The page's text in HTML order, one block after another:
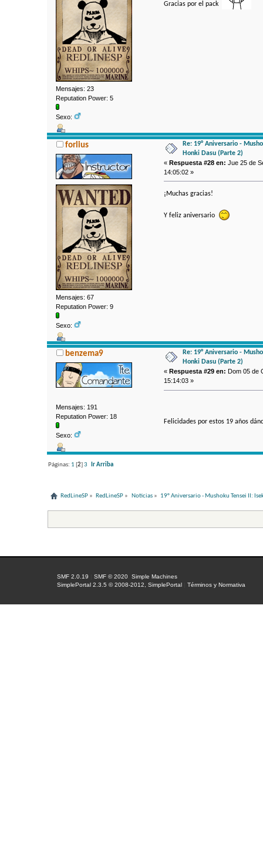
Mensajes: 23
Reputation Power: 5
Sexo:
Gracias por el pack
forlius
Mensajes: 67
Reputation Power: 9
Sexo:
Re: 19° Aniversario -
Honki Dasu (Parte 2)
«Respuesta #28 en: Jue 25 de
14:05:02 »
¡Muchas gracias!
Y feliz aniversario
benzema9
Mensajes: 191
Reputation Power: 18
Sexo:
Re: 19° Aniversario -
Honki Dasu (Parte 2)
«Respuesta #29 en: Dom 05 de
15:14:03 »
Felicidades por estos 19 años
Páginas: 1 [2] 3 Ir Arriba
RedLineSP » RedLineSP » Noticias» 19° Aniversario - Mushoku Tensei II:
SMF 2.0.19 |SMF © 2020 ,Simple Machines
SimplePortal 2.3.5 © 2008-2012, SimplePortal
|Términos y Normativa